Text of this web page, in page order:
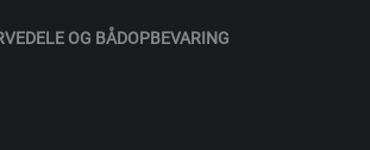
OG BÅDOPBEVARING